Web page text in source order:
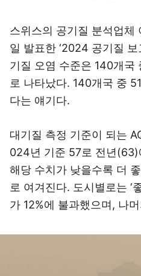
스위스의 공기질 분석업체
일 발표한 ‘2024 공기질 보
기질 오염 수준은 140개국
로 나타났다. 140개국 중
다는 얘기다.
대기질 측정 기준이 되는
024년 기준 57로 전년
해당 수치가 낮을수록 더
로 여겨진다. 도시별로는 ‘
가 12%에 불과했으며, 나